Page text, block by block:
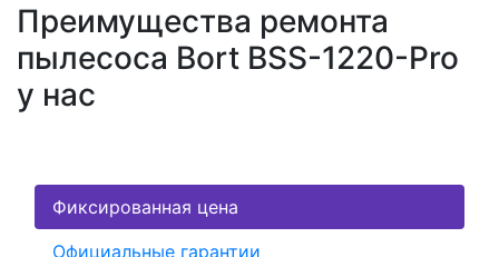
Преимущества ремонта
пылесоса Bort BSS-1220-Pro
у нас
Фиксированная цена
Официальные гарантии